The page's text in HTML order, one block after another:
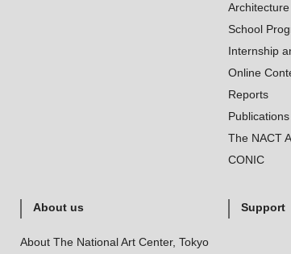
School
Internship
Online
Reports
Publications
The NACT
CONIC
About us
About The National Art Center, Tokyo
Support